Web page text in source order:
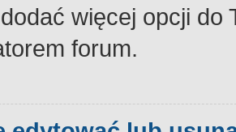
więcej opcji
forum.